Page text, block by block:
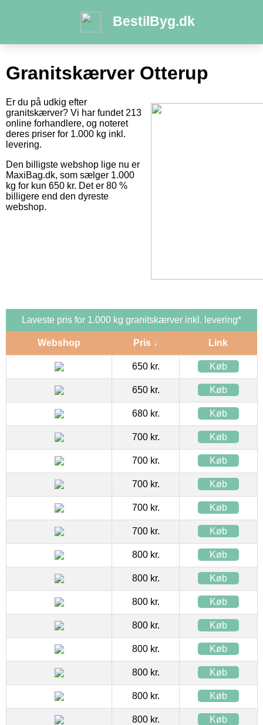
BestilByg.dk
Granitskærver Otterup
Er du på udkig efter
granitskærver? Vi har fundet 213
online forhandlere, og noteret
deres priser for 1.000 kg inkl.
levering.
Den billigste webshop lige nu er
MaxiBag.dk, som sælger 1.000
kg for kun 650 kr. Det er 80 %
billigere end den dyreste
webshop.
Laveste pris for 1.000 kg granitskærver inkl. levering*
Webshop Pris ↓ Link
650 kr. Køb
650 kr. Køb
680 kr. Køb
700 kr. Køb
700 kr. Køb
700 kr. Køb
700 kr. Køb
700 kr. Køb
800 kr. Køb
800 kr. Køb
800 kr. Køb
800 kr. Køb
800 kr. Køb
800 kr. Køb
800 kr. Køb
800 kr. Køb